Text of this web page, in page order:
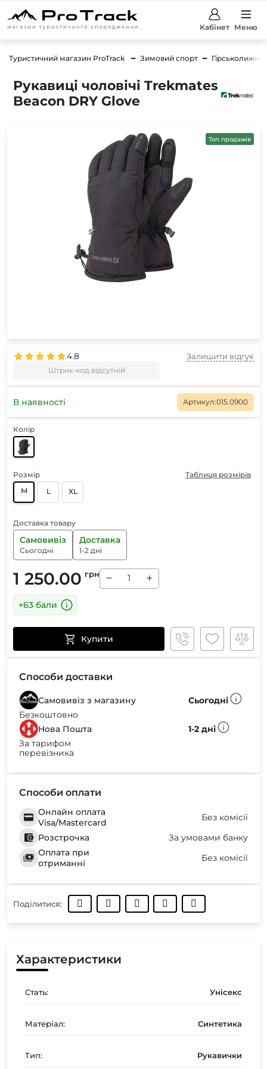
Кабінет Меню
Туристичний магазин ProTrack Зимовий спорт
Рукавиці чоловічі Trekmates
Beacon DRY Glove
Топ продажів
4.8
Штрих-код відсутній
Залишити відгук
В наявності Артикул:015.0900
Колір
Розмір
Таблиця розмірів
M
L XL
Доставка товару
Самовивіз
Сьогодні
Доставка
1-2 дні
1 250.00 грн − +
+63 бали
Купити
Способи доставки
Самовивіз з магазину
Сьогодні
Безкоштовно
Нова Пошта
1-2 дні
За тарифом
перевізника
Способи оплати
Онлайн оплата
Visa/Mastercard
Без комісії
Розстрочка
За умовами банку
Оплата при
отриманні
Без комісії
Поділитися:
Характеристики
Стать: Унісекс
Матеріал: Синтетика
Тип: Рукавички